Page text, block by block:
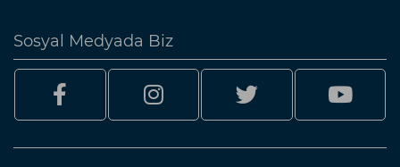
Sosyal Medyada Biz